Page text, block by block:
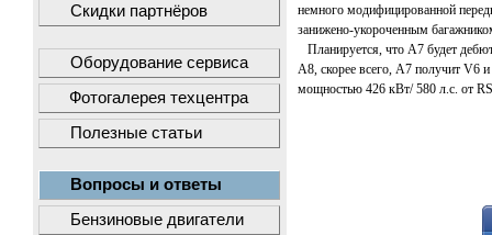
Скидки партнёров
Оборудование сервиса
Фотогалерея техцентра
Полезные статьи
Вопросы и ответы
Бензиновые двигатели
немного модифицированной
занижено-укороченным
Планируется, что А7 будет
А8, скорее всего, А7 получит V6
мощностью 426 кВт/ 580 л.с. от